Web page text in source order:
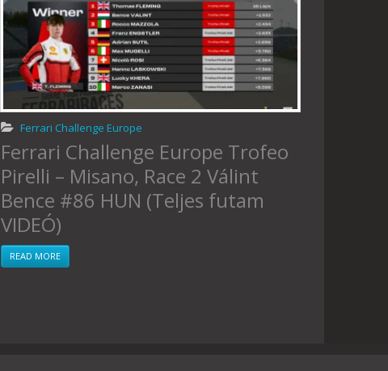
Ferrari Challenge Europe
Ferrari Challenge Europe Trofeo
Pirelli – Misano, Race 2 Válint
Bence #86 HUN (Teljes futam
VIDEÓ)
READ MORE